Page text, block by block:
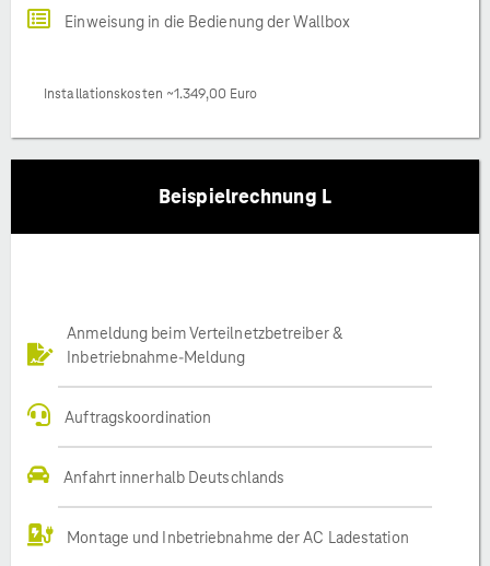
Einweisung in die Bedienung der Wallbox
Installationskosten ~1.349,00 Euro
Beispielrechnung L
Anmeldung beim Verteilnetzbetreiber &
Inbetriebnahme-Meldung
Auftragskoordination
Anfahrt innerhalb Deutschlands
Montage und Inbetriebnahme der AC Ladestation